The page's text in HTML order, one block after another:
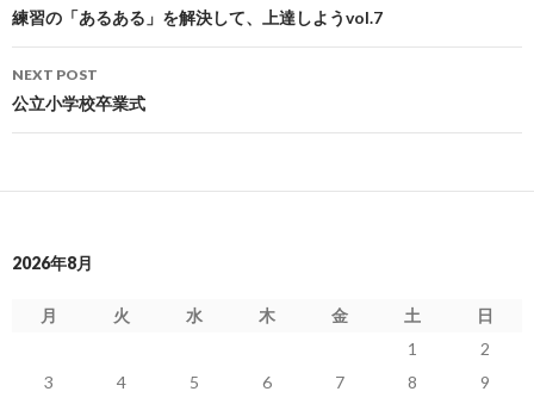
navigation
練習の「あるある」を解決して、上達しようvol.7
NEXT POST
公立小学校卒業式
2026年8月
月 火 水 木 金 土
日
1
2
3
4 5 6 7 8
9